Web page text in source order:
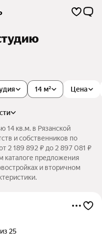
Цена
14 м²
14 кв.м. в Рязанской
и собственников по
2 189 892 ₽ до 2 897 081 ₽
каталоге предложения
и вторичном
25